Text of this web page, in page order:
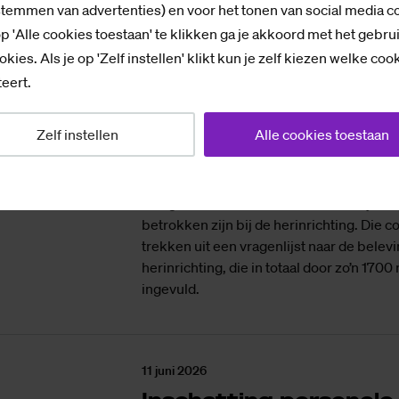
van advertenties) en voor het tonen van social media
'Alle cookies toestaan' te klikken ga je akkoord met het
Als je op 'Zelf instellen' klikt kun je zelf kiezen welke
Zelf instellen Alle cookies toestaan
Onderzoek naar
reorganisatie:
redelijk positief over
werk kunnen doen,
betrokkenheid
Medewerkers van Saxion vinden dat ze
behoorlijk kunnen blijven doen tijdens
reorganisatie. Minder enthousiast zijn
betrokken zijn bij de herinrichting. Die
trekken uit een vragenlijst naar de
herinrichting, die in totaal door zo’n
ingevuld.
11 juni 2026